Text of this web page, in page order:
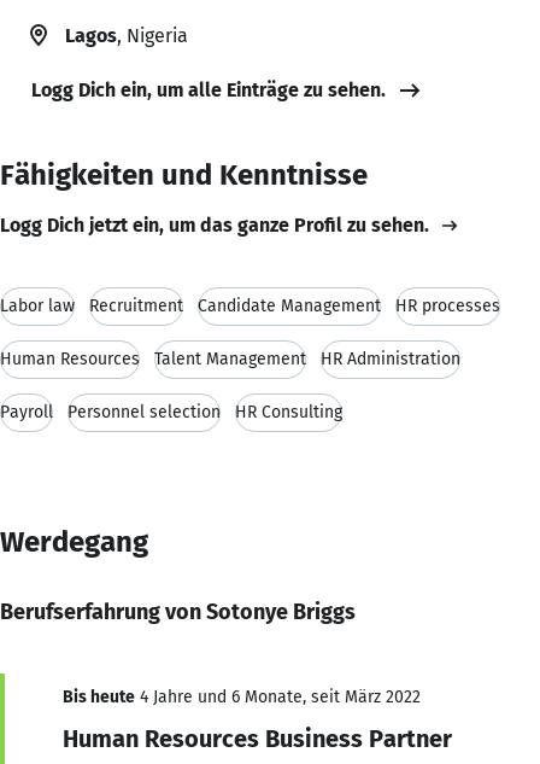
Lagos, Nigeria
Logg Dich ein, um alle Einträge zu sehen.
Fähigkeiten und Kenntnisse
Logg Dich jetzt ein, um das ganze Profil zu sehen.
Labor law Recruitment Candidate Management HR processes
Human Resources Talent Management HR Administration
Payroll Personnel selection HR Consulting
Werdegang
Berufserfahrung von Sotonye Briggs
Bis heute 4 Jahre und 6 Monate, seit März 2022
Human Resources Business Partner